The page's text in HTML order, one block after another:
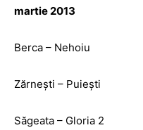
martie 2013
Berca – Nehoiu
Zărnești – Puiești
Săgeata – Gloria 2